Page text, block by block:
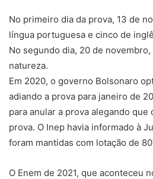
No primeiro dia da prova, 13 de
língua portuguesa e cinco de
No segundo dia, 20 de
natureza.
Em 2020, o governo Bolsonaro
adiando a prova para janeiro de
para anular a prova alegando
prova. O Inep havia informado à
foram mantidas com lotação de
O Enem de 2021, que aconteceu